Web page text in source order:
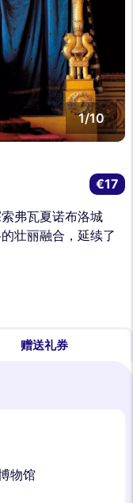
1/10
弗瓦夏诺布洛城
壮丽融合，延续了
€17
赠送礼券
物馆